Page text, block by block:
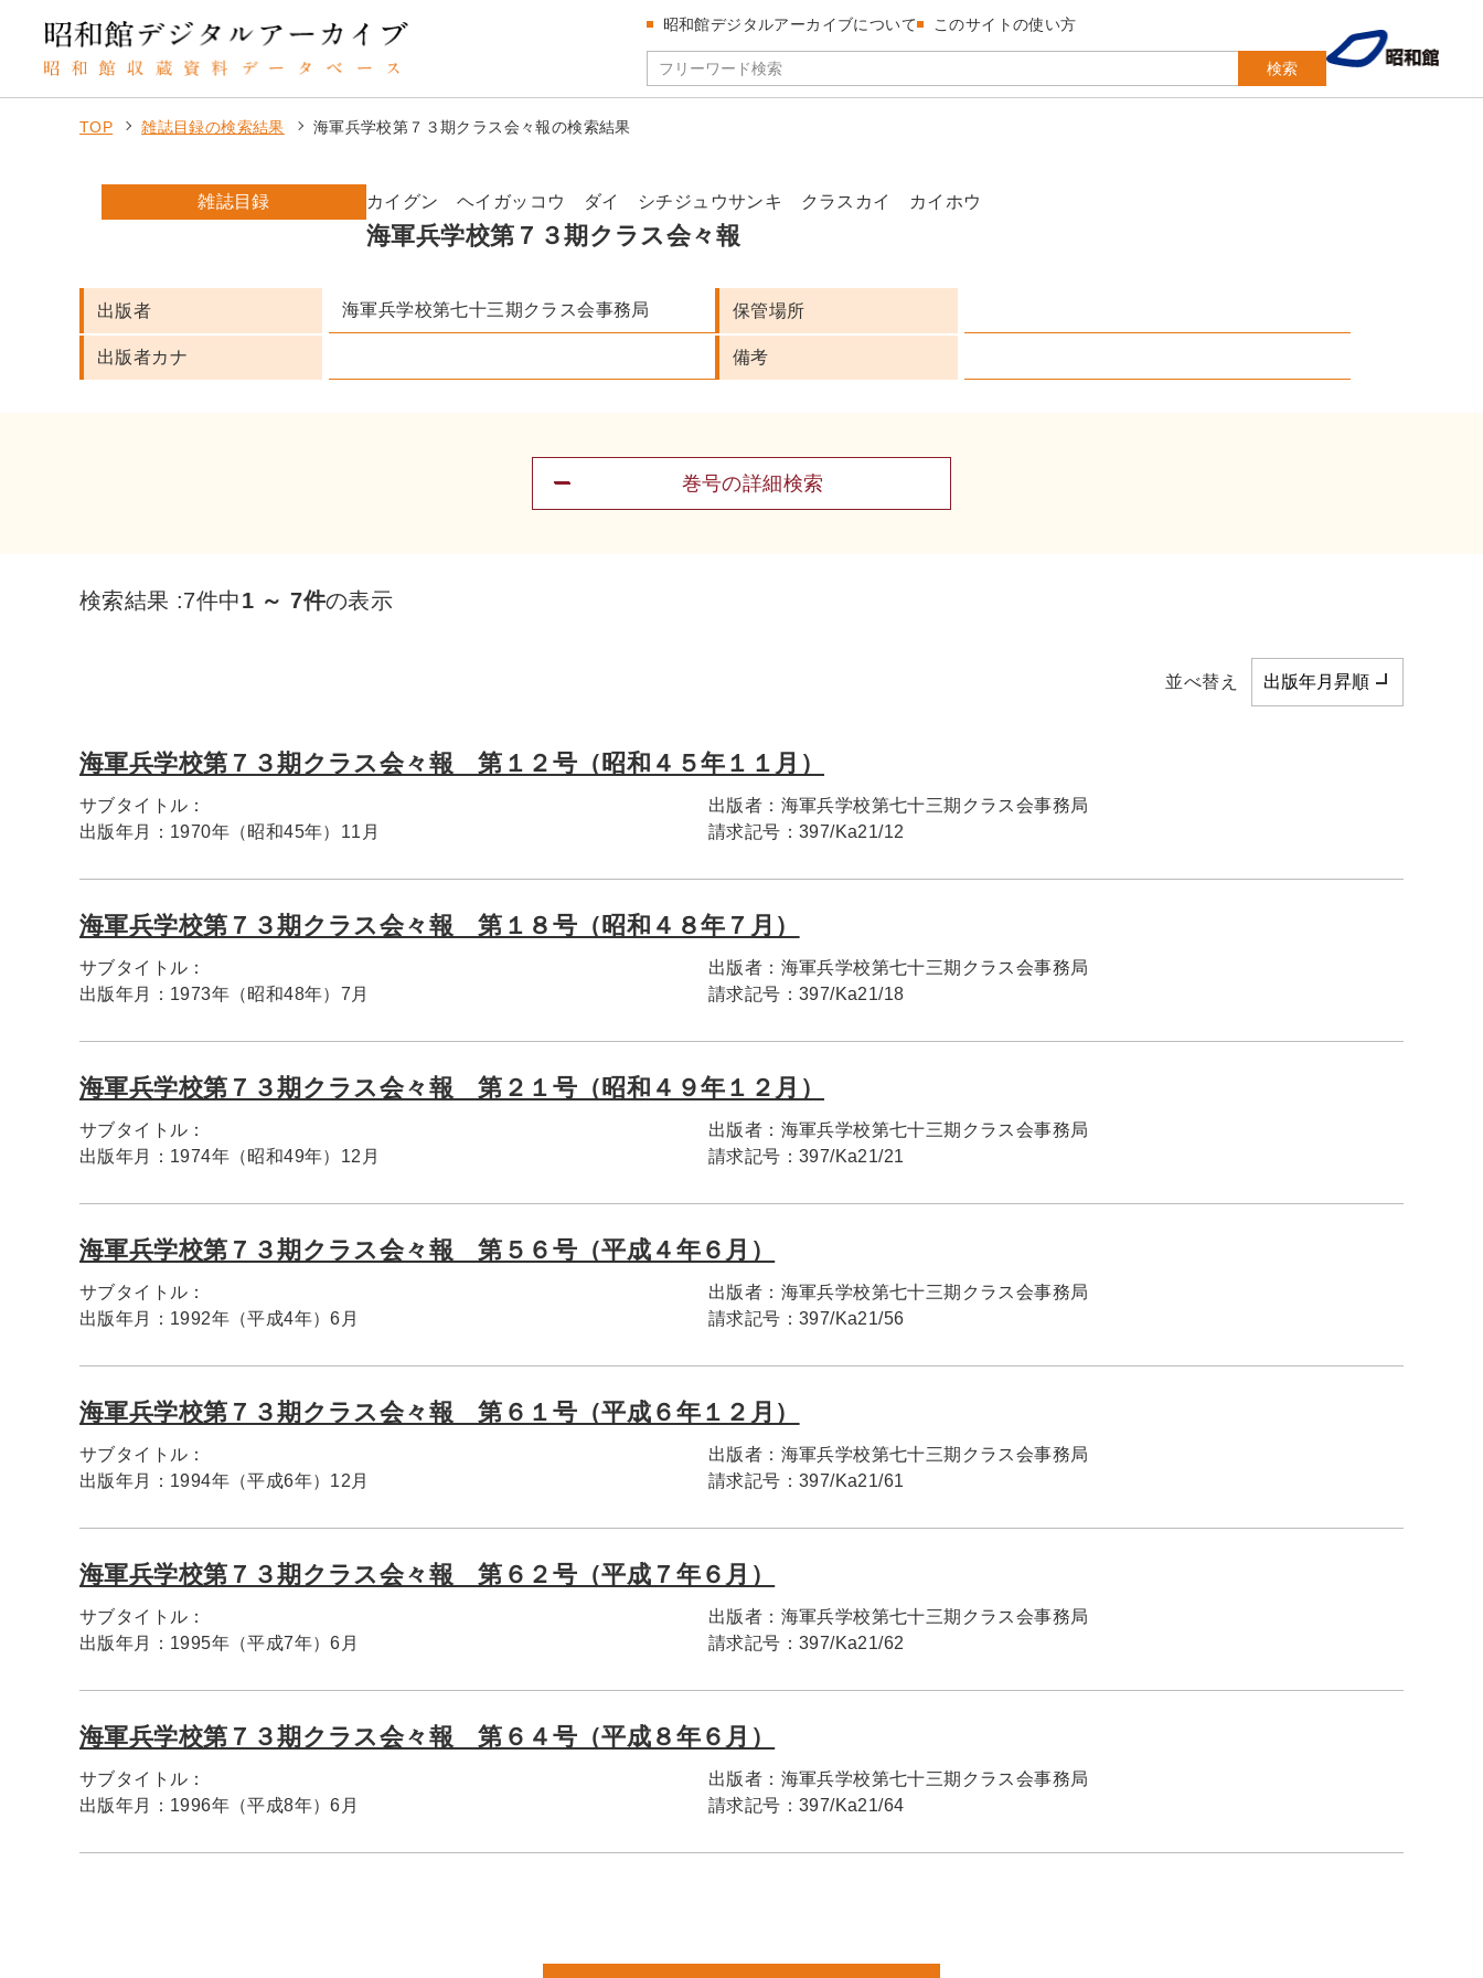
検索
昭和館デジタルアーカイブについて このサイトの使い方
TOP 雑誌目録の検索結果 海軍兵学校第７３期クラス会々報の検索結果
雑誌目録 カイグン ヘイガッコウ ダイ シチジュウサンキ クラスカイ カイホウ
海軍兵学校第７３期クラス会々報
出版者 海軍兵学校第七十三期クラス会事務局 保管場所
出版者カナ 備考
巻号の詳細検索
検索結果 :7件中1 ～ 7件の表示
並べ替え
海軍兵学校第７３期クラス会々報 第１２号（昭和４５年１１月）
サブタイトル： 出版者： 海軍兵学校第七十三期クラス会事務局
出版年月： 1970年（昭和45年）11月 請求記号： 397/Ka21/12
海軍兵学校第７３期クラス会々報 第１８号（昭和４８年７月）
サブタイトル： 出版者： 海軍兵学校第七十三期クラス会事務局
出版年月： 1973年（昭和48年）7月 請求記号： 397/Ka21/18
海軍兵学校第７３期クラス会々報 第２１号（昭和４９年１２月）
サブタイトル： 出版者： 海軍兵学校第七十三期クラス会事務局
出版年月： 1974年（昭和49年）12月 請求記号： 397/Ka21/21
海軍兵学校第７３期クラス会々報 第５６号（平成４年６月）
サブタイトル： 出版者： 海軍兵学校第七十三期クラス会事務局
出版年月： 1992年（平成4年）6月 請求記号： 397/Ka21/56
海軍兵学校第７３期クラス会々報 第６１号（平成６年１２月）
サブタイトル： 出版者： 海軍兵学校第七十三期クラス会事務局
出版年月： 1994年（平成6年）12月 請求記号： 397/Ka21/61
海軍兵学校第７３期クラス会々報 第６２号（平成７年６月）
サブタイトル： 出版者： 海軍兵学校第七十三期クラス会事務局
出版年月： 1995年（平成7年）6月 請求記号： 397/Ka21/62
海軍兵学校第７３期クラス会々報 第６４号（平成８年６月）
サブタイトル： 出版者： 海軍兵学校第七十三期クラス会事務局
出版年月： 1996年（平成8年）6月 請求記号： 397/Ka21/64